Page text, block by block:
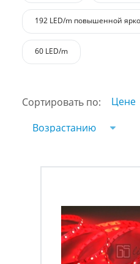
192 LED/m повышенной
60 LED/m
Сортировать по:
Цене
Возрастанию